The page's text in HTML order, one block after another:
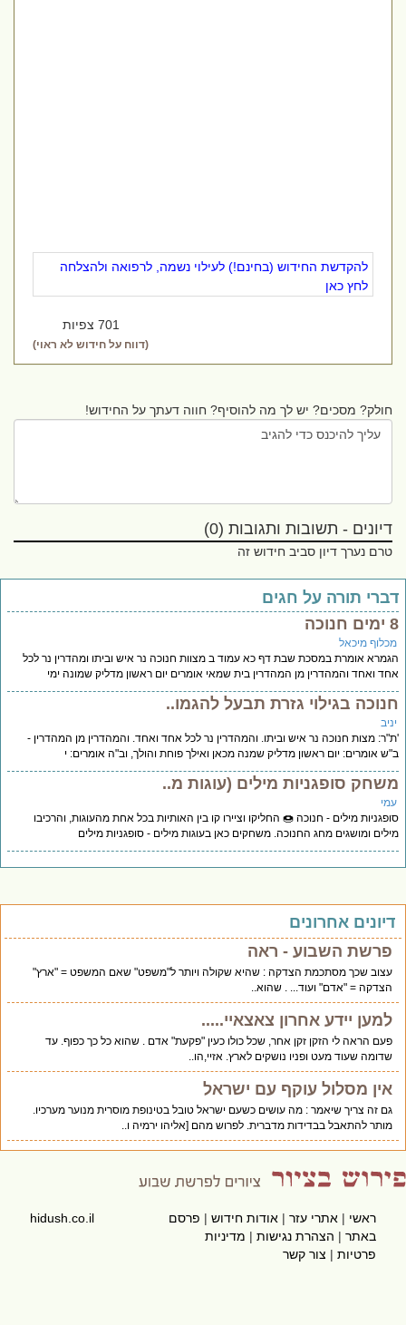
להקדשת החידוש (בחינם!) לעילוי נשמה, לרפואה ולהצלחה
לחץ כאן
701 צפיות
(דווח על חידוש לא ראוי)
חולק? מסכים? יש לך מה להוסיף? חווה דעתך על החידוש!
דיונים - תשובות ותגובות (0)
טרם נערך דיון סביב חידוש זה
תורה על חגים
מיכאל
אומרת במסכת שבת דף כא עמוד ב מצוות חנוכה נר איש וביתו ומהדרין נר לכל
ואחד והמהדרין מן המהדרין בית שמאי אומרים יום ראשון מדליק שמונה ימי
בגילוי גזרת תבעל להגמו..
מצות חנוכה נר איש וביתו. והמהדרין נר לכל אחד ואחד. והמהדרין מן המהדרין -
אומרים: יום ראשון מדליק שמנה מכאן ואילך פוחת והולך, וב"ה אומרים: י
סופגניות מילים (עוגות מ..
מילים - חנוכה 🍩 החליקו וציירו קו בין האותיות בכל אחת מהעוגות, והרכיבו
ומושגים מחג החנוכה. משחקים כאן בעוגות מילים - סופגניות מילים
אחרונים
פרשת השבוע - ראה
עצוב שכך מסתכמת הצדקה : שהיא שקולה ויותר ל"משפט" שאם המשפט = "ארץ"
הצדקה = "אדם" ועוד... . שהוא..
למען יידע אחרון צאצאיי.....
פעם הראה לי הזקן זקן אחר, שכל כולו כעין "פקעת" אדם . שהוא כל כך כפוף. עד
שדומה שעוד מעט ופניו נושקים לארץ. אזיי,הו..
אין מסלול עוקף עם ישראל
גם זה צריך שיאמר : מה עושים כשעם ישראל טובל בטינופת מוסרית מנוער מערכיו.
מותר להתאבל בבדידות מדברית. לפרוש מהם [אליהו ירמיה ו..
ראשי|אתרי עזר|אודות חידוש|פרסם
באתר|הצהרת נגישות|מדיניות
פרטיות|צור קשר
hidush.co.il